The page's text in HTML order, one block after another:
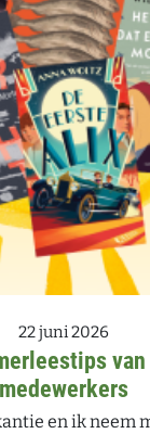
22 juni 2026
van
medewerkers
en ik neem